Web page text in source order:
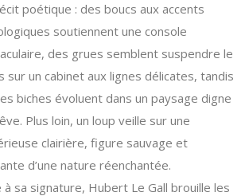
poétique : des boucs aux accents
soutiennent une console
des grues semblent suspendre le
sur un cabinet aux lignes délicates, tandis
biches évoluent dans un paysage digne
Plus loin, un loup veille sur une
clairière, figure sauvage et
d’une nature réenchantée.
à sa signature, Hubert Le Gall brouille les